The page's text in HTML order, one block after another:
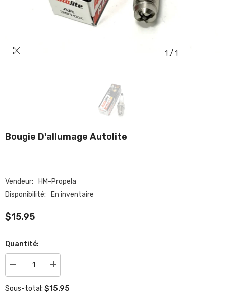
1 / 1
Bougie D'allumage Autolite
Vendeur:
HM-Propela
Disponibilité:
En inventaire
$15.95
Quantité:
Réduire
la
de
Augmenter
la
de
Sous-total: $15.95